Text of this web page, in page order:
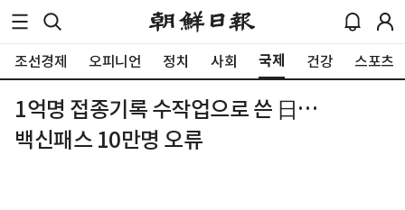
조선경제 오피니언 정치 사회 국제 건강 스포츠
1억명 접종기록 수작업으로 쓴 日…
백신패스 10만명 오류